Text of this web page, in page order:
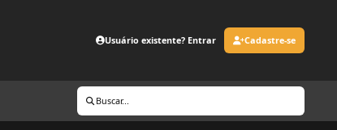
Usuário existente? Entrar Cadastre-se
Buscar...